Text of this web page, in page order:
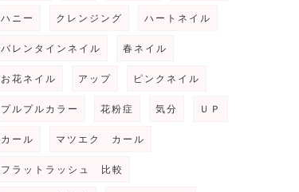
ハニー クレンジング ハートネイル
バレンタインネイル 春ネイル
お花ネイル アップ ピンクネイル
プルプルカラー 花粉症 気分 ＵＰ
カール マツエク カール
フラットラッシュ 比較